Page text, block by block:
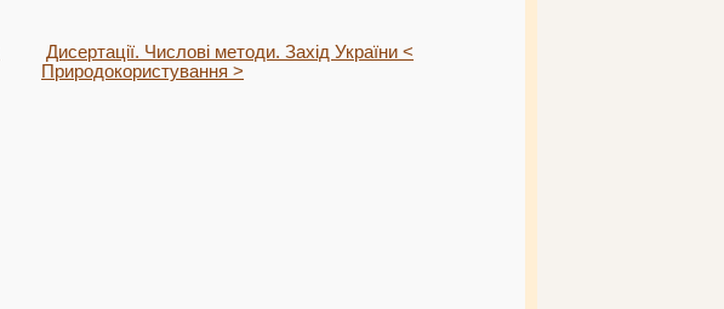
Дисертації. Числові методи. Захід України <
Природокористування >